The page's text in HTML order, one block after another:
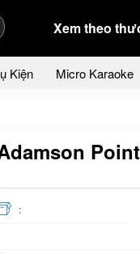
Xem theo
Kiện Micro Karaoke
: